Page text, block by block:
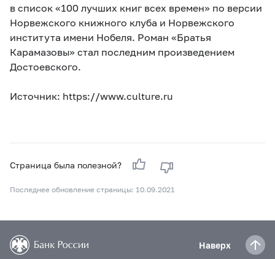
в список «100 лучших книг всех времен» по версии
Норвежского книжного клуба и Норвежского
института имени Нобеля. Роман «Братья
Карамазовы» стал последним произведением
Достоевского.
Источник: https://www.culture.ru
Страница была полезной?
Последнее обновление страницы: 10.09.2021
Наверх